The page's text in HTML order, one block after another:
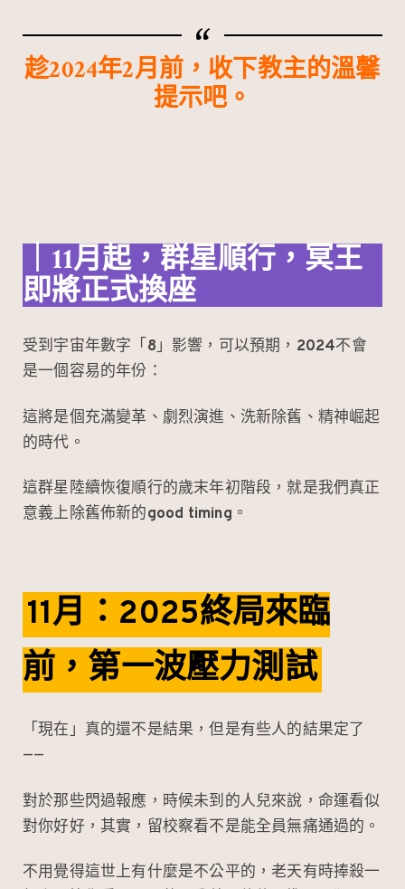
b
o
h
at
W
ei
b
趁2024年2月前，收下教主的溫馨
提示吧。
｜11月起，群星順行，冥王
即將正式換座
受到宇宙年數字「 8」影響，可以預期， 2024不會
是一個容易的年份：
這將是個充滿變革、劇烈演進、洗新除舊、精神崛起
的時代。
這群星陸續恢復順行的歲末年初階段，就是我們真正
意義上除舊佈新的good timing 。
11月：2025終局來臨
前，第一波壓力測試
「現在」真的還不是結果，但是有些人的結果定了
——
對於那些閃過報應，時候未到的人兒來說，命運看似
對你好好，其實，留校察看不是能全員無痛通過的。
不用覺得這世上有什麼是不公平的，老天有時捧殺一